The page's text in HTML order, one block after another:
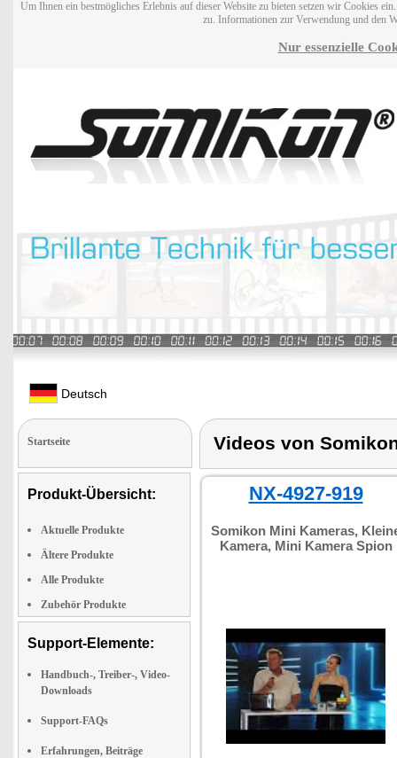
Um Ihnen ein bestmögliches Erlebnis auf dieser Website zu bieten setzen wir Cookies
zu. Informationen zur Verwendung und den
Nur essenzielle
Deutsch
Startseite
Produkt-Übersicht:
Aktuelle Produkte
Ältere Produkte
Alle Produkte
Zubehör Produkte
Support-Elemente:
Handbuch-, Treiber-, Video-
Downloads
Support-FAQs
Erfahrungen, Beiträge
Videos von
NX-4927-919
Somikon Mini Kameras,
Kamera, Mini Kamera Spion